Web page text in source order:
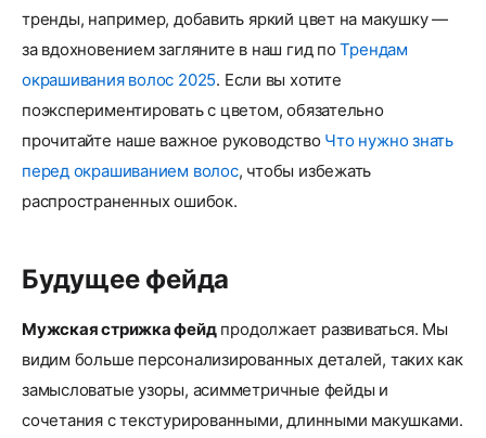
тренды, например, добавить яркий цвет на макушку —
за вдохновением загляните в наш гид поТрендам
окрашивания волос 2025. Если вы хотите
поэкспериментировать с цветом, обязательно
прочитайте наше важное руководство Что нужно знать
перед окрашиванием волос, чтобы избежать
распространенных ошибок.
Будущее фейда
Мужская стрижка фейдпродолжает развиваться. Мы
видим больше персонализированных деталей, таких как
замысловатые узоры, асимметричные фейды и
сочетания с текстурированными, длинными макушками.